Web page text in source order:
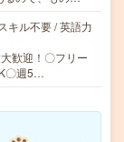
キル不要 / 英語力
歓迎！〇フリー
〇週5…